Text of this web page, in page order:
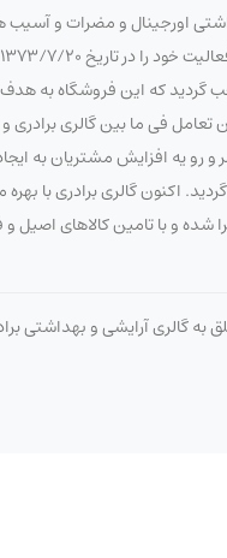
اورجینال و مضرات و
که این فروشگاه به هدف
تعامل فی ما بین گالری
رو یه افزایش مشتریان به
اکنون گالری برادری
شده و با تامین کالاهای
گالری آرایشی و بهداشتی